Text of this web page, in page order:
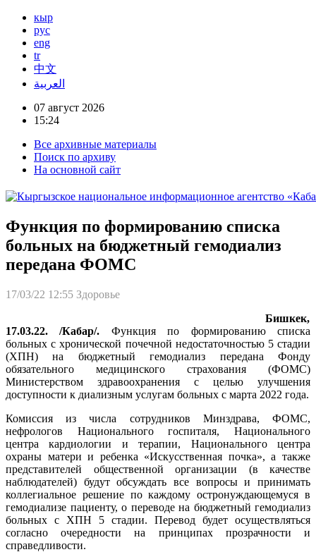
кыр
рус
eng
tr
中文
العربية
07 август 2026
15:24
Все архивные материалы
Поиск по архиву
На основной сайт
Функция по формированию списка
больных на бюджетный гемодиализ
передана ФОМС
17/03/22 12:55 Здоровье
Бишкек,
17.03.22. /Кабар/. Функция по формированию списка
больных с хронической почечной недостаточностью 5 стадии
(ХПН) на бюджетный гемодиализ передана Фонду
обязательного медицинского страхования (ФОМС)
Министерством здравоохранения с целью улучшения
доступности к диализным услугам больных с марта 2022 года.
Комиссия из числа сотрудников Минздрава, ФОМС,
нефрологов Национального госпиталя, Национального
центра кардиологии и терапии, Национального центра
охраны матери и ребенка «Искусственная почка», а также
представителей общественной организации (в качестве
наблюдателей) будут обсуждать все вопросы и принимать
коллегиальное решение по каждому остронуждающемуся в
гемодиализе пациенту, о переводе на бюджетный гемодиализ
больных с ХПН 5 стадии. Перевод будет осуществляться
согласно очередности на принципах прозрачности и
справедливости.